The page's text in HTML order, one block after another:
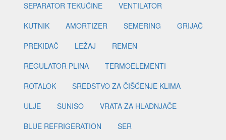
SEPARATOR TEKUĆINE
VENTILATOR
KUTNIK
AMORTIZER SEMERING
GRIJAČ
PREKIDAČ
LEŽAJ
REMEN
REGULATOR PLINA
TERMOELEMENTI
ROTALOK
SREDSTVO ZA ČIŠĆENJE KLIMA
ULJE
SUNISO
VRATA ZA HLADNJAČE
BLUE REFRIGERATION
SER